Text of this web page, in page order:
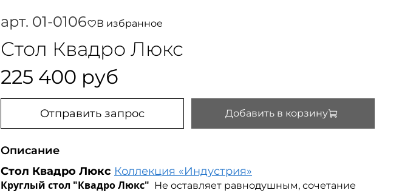
арт. 01-0106 В избранное
Стол Квадро Люкс
225 400 руб
Отправить запрос Добавить в корзину
Описание
Стол Квадро Люкс Коллекция «Индустрия»
Круглый стол "Квадро Люкс" Не оставляет равнодушным, сочетание